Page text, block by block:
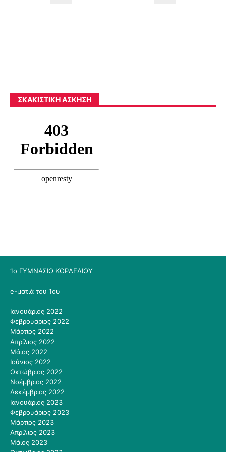
ΣΚΑΚΙΣΤΙΚΉ ΆΣΚΗΣΗ
1ο ΓΥΜΝΑΣΙΟ ΚΟΡΔΕΛΙΟΥ
e-ματιά του 1ου
Ιανουάριος 2022
Φεβρουαριος 2022
Μάρτιος 2022
Απρίλιος 2022
Μάιος 2022
Ιούνιος 2022
Οκτώβριος 2022
Νοέμβριος 2022
Δεκέμβριος 2022
Ιανουάριος 2023
Φεβρουάριος 2023
Μάρτιος 2023
Απρίλιος 2023
Μάιος 2023